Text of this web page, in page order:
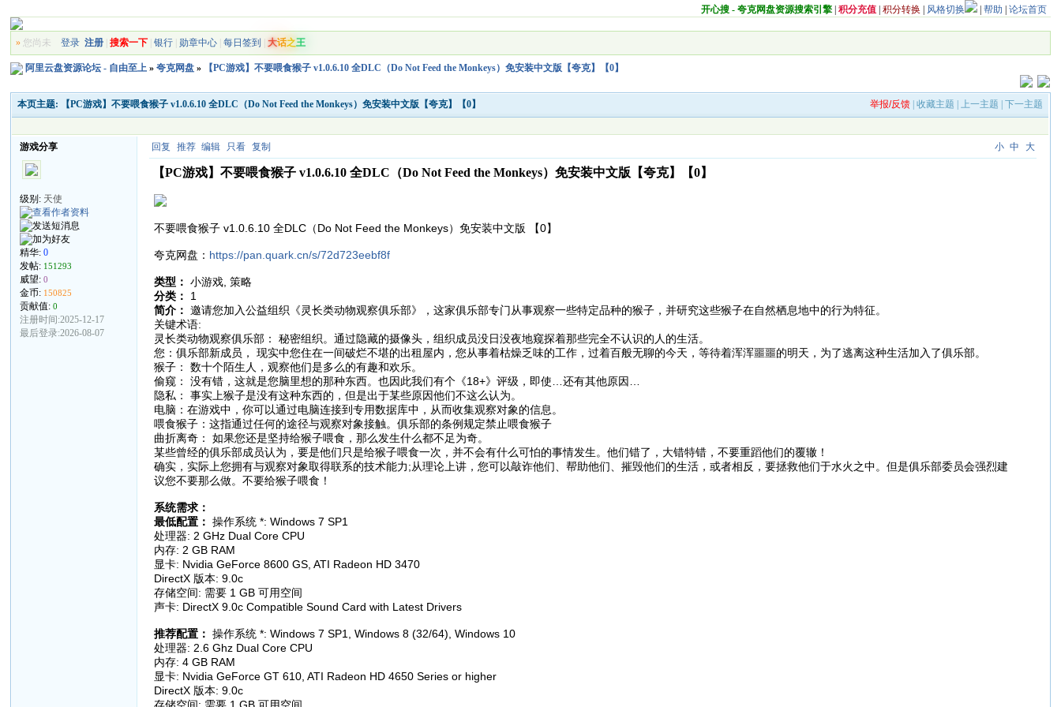
开心搜 - 夸克网盘资源搜索引擎| 积分充值| 积分转换 风格切换 | 帮助 论坛首页
» 您尚未登录 注册 |搜索一下 |银行 勋章中心 |每日签到 |大话之王
阿里云盘资源论坛 - 自由至上 »夸克网盘 » 【PC游戏】不要喂食猴子 v1.0.6.10 全DLC（Do Not Feed the Monkeys）免安装中文版【夸克】【0】
本页主题: 【PC游戏】不要喂食猴子 v1.0.6.10 全DLC（Do Not Feed the Monkeys）免安装中文版【夸克】【0】 举报/反馈 |收藏主题 |上一主题 |下一主题
游戏分享
级别: 天使
精华:0
发帖: 151293
威望:0
金币: 150825
贡献值:0
注册时间:2025-12-17
最后登录:2026-08-07
小 中 大
回复 推荐 编辑 只看 复制
【PC游戏】不要喂食猴子 v1.0.6.10 全DLC（Do Not Feed the Monkeys）免安装中文版【夸克】【0】
不要喂食猴子 v1.0.6.10 全DLC（Do Not Feed the Monkeys）免安装中文版 【0】
夸克网盘： https://pan.quark.cn/s/72d723eebf8f
类型： 小游戏, 策略
分类：
1
简介： 邀请您加入公益组织《灵长类动物观察俱乐部》，这家俱乐部专门从事观察一些特定品种的猴子，并研究这些猴子在自然栖息地中的行为特征。
关键术语:
灵长类动物观察俱乐部： 秘密组织。通过隐藏的摄像头，组织成员没日没夜地窥探着那些完全不认识的人的生活。
您：俱乐部新成员， 现实中您住在一间破烂不堪的出租屋内，您从事着枯燥乏味的工作，过着百般无聊的今天，等待着浑浑噩噩的明天，为了逃离这种生活加入了俱乐部。
猴子： 数十个陌生人，观察他们是多么的有趣和欢乐。
偷窥： 没有错，这就是您脑里想的那种东西。也因此我们有个《18+》评级，即使…还有其他原因…
隐私： 事实上猴子是没有这种东西的，但是出于某些原因他们不这么认为。
电脑：在游戏中，你可以通过电脑连接到专用数据库中，从而收集观察对象的信息。
喂食猴子：这指通过任何的途径与观察对象接触。俱乐部的条例规定禁止喂食猴子
曲折离奇： 如果您还是坚持给猴子喂食，那么发生什么都不足为奇。
某些曾经的俱乐部成员认为，要是他们只是给猴子喂食一次，并不会有什么可怕的事情发生。他们错了，大错特错，不要重蹈他们的覆辙！
确实，实际上您拥有与观察对象取得联系的技术能力;从理论上讲，您可以敲诈他们、帮助他们、摧毁他们的生活，或者相反，要拯救他们于水火之中。但是俱乐部委员会强烈建
议您不要那么做。不要给猴子喂食！
系统需求：
最低配置： 操作系统 *: Windows 7 SP1
处理器: 2 GHz Dual Core CPU
内存: 2 GB RAM
显卡: Nvidia GeForce 8600 GS, ATI Radeon HD 3470
DirectX 版本: 9.0c
存储空间: 需要 1 GB 可用空间
声卡: DirectX 9.0c Compatible Sound Card with Latest Drivers
推荐配置： 操作系统 *: Windows 7 SP1, Windows 8 (32/64), Windows 10
处理器: 2.6 Ghz Dual Core CPU
内存: 4 GB RAM
显卡: Nvidia GeForce GT 610, ATI Radeon HD 4650 Series or higher
DirectX 版本: 9.0c